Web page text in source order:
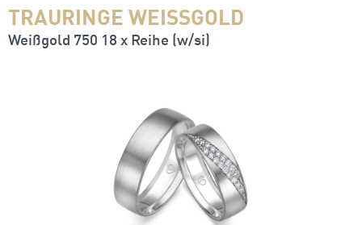
TRAURINGE WEISSGOLD
Weißgold 750 18 x Reihe (w/si)